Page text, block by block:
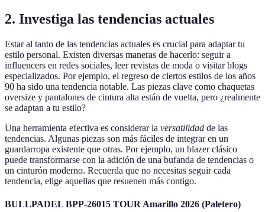
2. Investiga las tendencias actuales
Estar al tanto de las tendencias actuales es crucial para adaptar tu
estilo personal. Existen diversas maneras de hacerlo: seguir a
influencers en redes sociales, leer revistas de moda o visitar blogs
especializados. Por ejemplo, el regreso de ciertos estilos de los años
90 ha sido una tendencia notable. Las piezas clave como chaquetas
oversize y pantalones de cintura alta están de vuelta, pero ¿realmente
se adaptan a tu estilo?
Una herramienta efectiva es considerar la versatilidad de las
tendencias. Algunas piezas son más fáciles de integrar en un
guardarropa existente que otras. Por ejemplo, un blazer clásico
puede transformarse con la adición de una bufanda de tendencias o
un cinturón moderno. Recuerda que no necesitas seguir cada
tendencia, elige aquellas que resuenen más contigo.
BULLPADEL BPP-26015 TOUR Amarillo 2026 (Paletero)